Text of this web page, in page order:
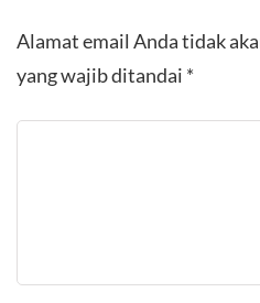
Alamat email Anda tidak
yang wajib ditandai *